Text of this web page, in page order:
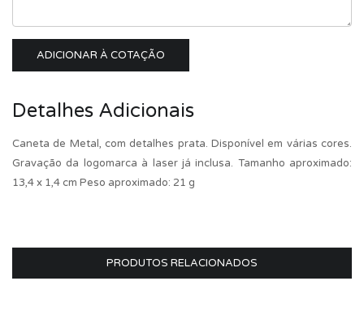
ADICIONAR À COTAÇÃO
Detalhes Adicionais
Caneta de Metal, com detalhes prata. Disponível em várias cores.
Gravação da logomarca à laser já inclusa. Tamanho aproximado:
13,4 x 1,4 cm Peso aproximado: 21 g
PRODUTOS RELACIONADOS